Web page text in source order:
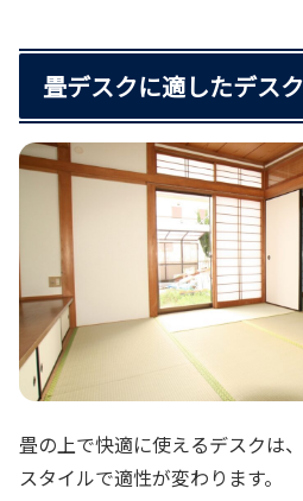
畳デスクに適したデス
畳の上で快適に使えるデスクは
スタイルで適性が変わります。